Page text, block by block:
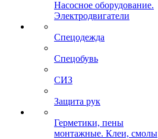
Насосное оборудование.
Электродвигатели
Спецодежда
Спецобувь
СИЗ
Защита рук
Герметики, пены
монтажные. Клеи, смолы